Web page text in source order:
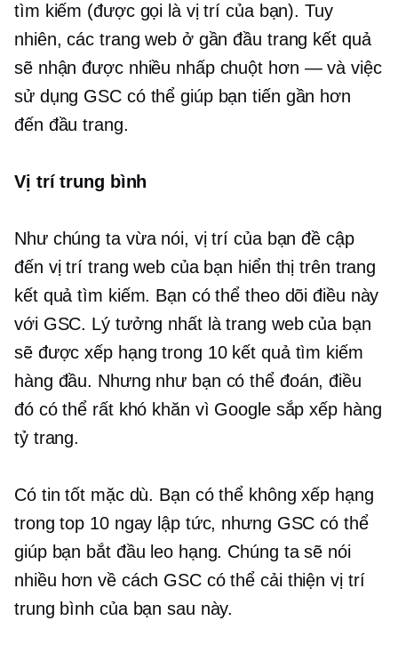
tìm kiếm (được gọi là vị trí của bạn). Tuy
nhiên, các trang web ở gần đầu trang kết quả
sẽ nhận được nhiều nhấp chuột hơn — và việc
sử dụng GSC có thể giúp bạn tiến gần hơn
đến đầu trang.
Vị trí trung bình
Như chúng ta vừa nói, vị trí của bạn đề cập
đến vị trí trang web của bạn hiển thị trên trang
kết quả tìm kiếm. Bạn có thể theo dõi điều này
với GSC. Lý tưởng nhất là trang web của bạn
sẽ được xếp hạng trong 10 kết quả tìm kiếm
hàng đầu. Nhưng như bạn có thể đoán, điều
đó có thể rất khó khăn vì Google sắp xếp hàng
tỷ trang.
Có tin tốt mặc dù. Bạn có thể không xếp hạng
trong top 10 ngay lập tức, nhưng GSC có thể
giúp bạn bắt đầu leo ​​hạng. Chúng ta sẽ nói
nhiều hơn về cách GSC có thể cải thiện vị trí
trung bình của bạn sau này.